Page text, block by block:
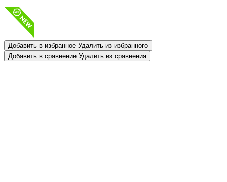
Добавить в избранное Удалить из избранного
Добавить в сравнение Удалить из сравнения